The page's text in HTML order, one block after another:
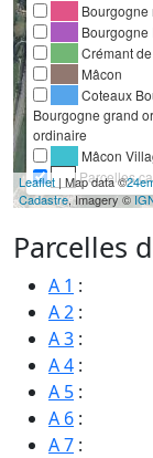
Bourgogne
Bourgogne
Crémant
Mâcon
Coteaux
Bourgogne grand
ordinaire
Mâcon
Parcelles
Leaflet | Map data ©
Cadastre, Imagery ©
Parcelles
A 1 :
A 2 :
A 3 :
A 4 :
A 5 :
A 6 :
A 7 :